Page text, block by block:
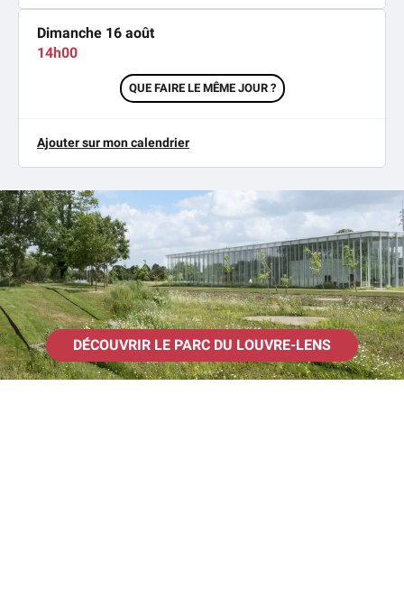
Dimanche 16 août
14h00
QUE FAIRE LE MÊME JOUR ?
Ajouter sur mon calendrier
DÉCOUVRIR LE PARC DU LOUVRE-LENS